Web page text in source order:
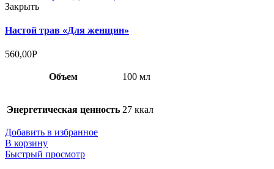
Закрыть
Настой трав «Для женщин»
560,00Р
Объем 100 мл
Энергетическая ценность 27 ккал
Добавить в избранное
В корзину
Быстрый просмотр